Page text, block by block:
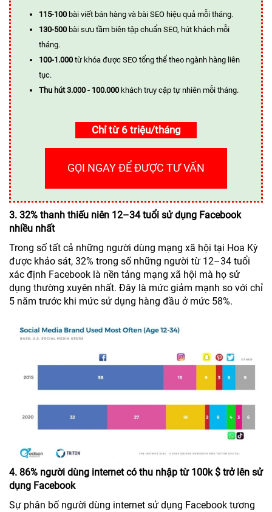
115-100 bài viết bán hàng và bài SEO hiệu quả mỗi tháng.
130-500 bài sưu tầm biên tập chuẩn SEO, hút khách mỗi
tháng.
100-1.000 từ khóa được SEO tổng thể theo ngành hàng liên
tục.
Thu hút 3.000 - 100.000 khách truy cập tự nhiên mỗi tháng.
Chỉ từ 6 triệu/tháng
GỌI NGAY ĐỂ ĐƯỢC TƯ VẤN
3. 32% thanh thiếu niên 12–34 tuổi sử dụng Facebook
nhiều nhất
Trong số tất cả những người dùng mạng xã hội tại Hoa Kỳ
được khảo sát, 32% trong số những người từ 12–34 tuổi
xác định Facebook là nền tảng mạng xã hội mà họ sử
dụng thường xuyên nhất. Đây là mức giảm mạnh so với chỉ
5 năm trước khi mức sử dụng hàng đầu ở mức 58%.
4. 86% người dùng internet có thu nhập từ 100k $ trở lên sử
dụng Facebook
Sự phân bố người dùng internet sử dụng Facebook tương